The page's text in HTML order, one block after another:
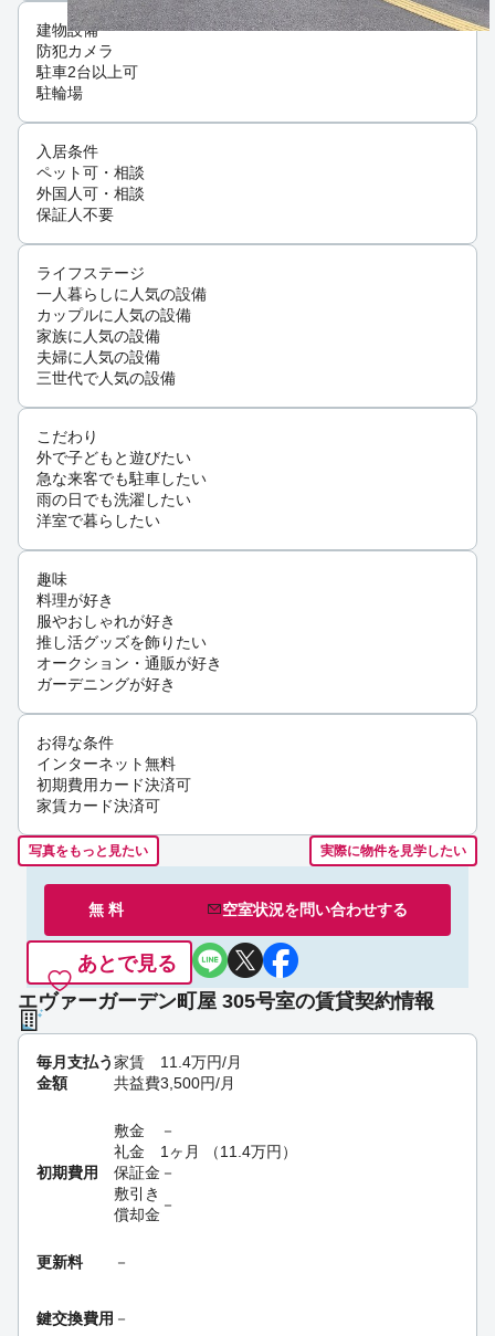
建物設備
防犯カメラ
駐車2台以上可
駐輪場
入居条件
ペット可・相談
外国人可・相談
保証人不要
ライフステージ
一人暮らしに人気の設備
カップルに人気の設備
家族に人気の設備
夫婦に人気の設備
三世代で人気の設備
こだわり
外で子どもと遊びたい
急な来客でも駐車したい
雨の日でも洗濯したい
洋室で暮らしたい
趣味
料理が好き
服やおしゃれが好き
推し活グッズを飾りたい
オークション・通販が好き
ガーデニングが好き
お得な条件
インターネット無料
初期費用カード決済可
家賃カード決済可
写真をもっと見たい 実際に物件を見学したい
無 料 空室状況を問い合わせする
あとで見る
エヴァーガーデン町屋 305号室の賃貸契約情報
毎月支払う
金額
家賃 11.4万円/月
共益費3,500円/月
初期費用
敷金
－
礼金
1ヶ月 （11.4万円 ）
保証金 －
敷引き
償却金
－
更新料 －
鍵交換費用 －